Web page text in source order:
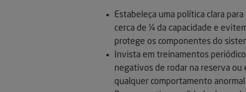
Estabeleça uma política clara
cerca de ¼ da capacidade e
protege os componentes do
Invista em treinamentos
negativos de rodar na reserva
qualquer comportamento